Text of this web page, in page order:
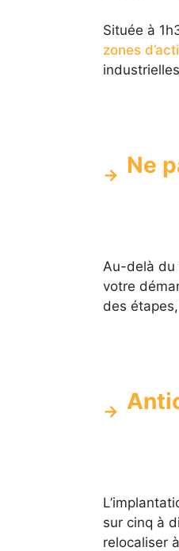
Située à
zones
Ne
Au-delà du
votre
des
sur cinq à
relocaliser